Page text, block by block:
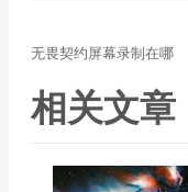
无畏契约屏幕录制在哪
相关文章